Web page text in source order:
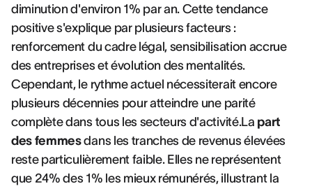
diminution d'environ 1% par an. Cette tendance
positive s'explique par plusieurs facteurs :
renforcement du cadre légal, sensibilisation accrue
des entreprises et évolution des mentalités.
Cependant, le rythme actuel nécessiterait encore
plusieurs décennies pour atteindre une parité
complète dans tous les secteurs d'activité.La part
des femmesdans les tranches de revenus élevées
reste particulièrement faible. Elles ne représentent
que 24% des 1% les mieux rémunérés, illustrant la